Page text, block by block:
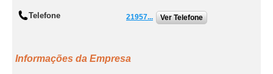
Telefone 21957... Ver Telefone
Informações da Empresa